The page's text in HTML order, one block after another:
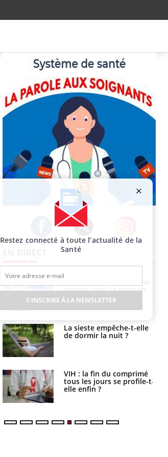
Facebook Twitter Instagram
change dans la prise en
charge des femmes
enceintes
La sieste empêche-t-elle
de dormir la nuit ?
VIH : la fin du comprimé
tous les jours se profile-t-
elle enfin ?
Restez connecté à toute l’actualité de la
Santé
S'INSCRIRE À LA NEWSLETTER